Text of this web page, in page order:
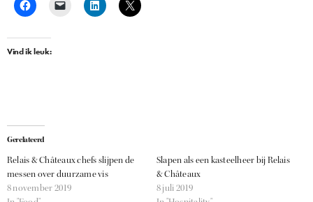
Vind ik leuk:
Gerelateerd
Relais & Châteaux chefs slijpen de
messen over duurzame vis
8 november 2019
Slapen als een kasteelheer bij Relais
& Châteaux
8 juli 2019